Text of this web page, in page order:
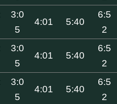
3:0
5
4:01 5:40
6:5
2
3:0
5
4:01 5:40
6:5
2
3:0
5
4:01 5:40
6:5
2